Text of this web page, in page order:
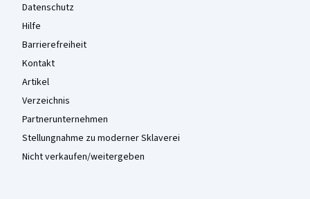
Datenschutz
Hilfe
Barrierefreiheit
Kontakt
Artikel
Verzeichnis
Partnerunternehmen
Stellungnahme zu moderner Sklaverei
Nicht verkaufen/weitergeben